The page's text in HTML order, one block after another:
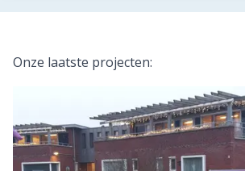
Onze laatste projecten: